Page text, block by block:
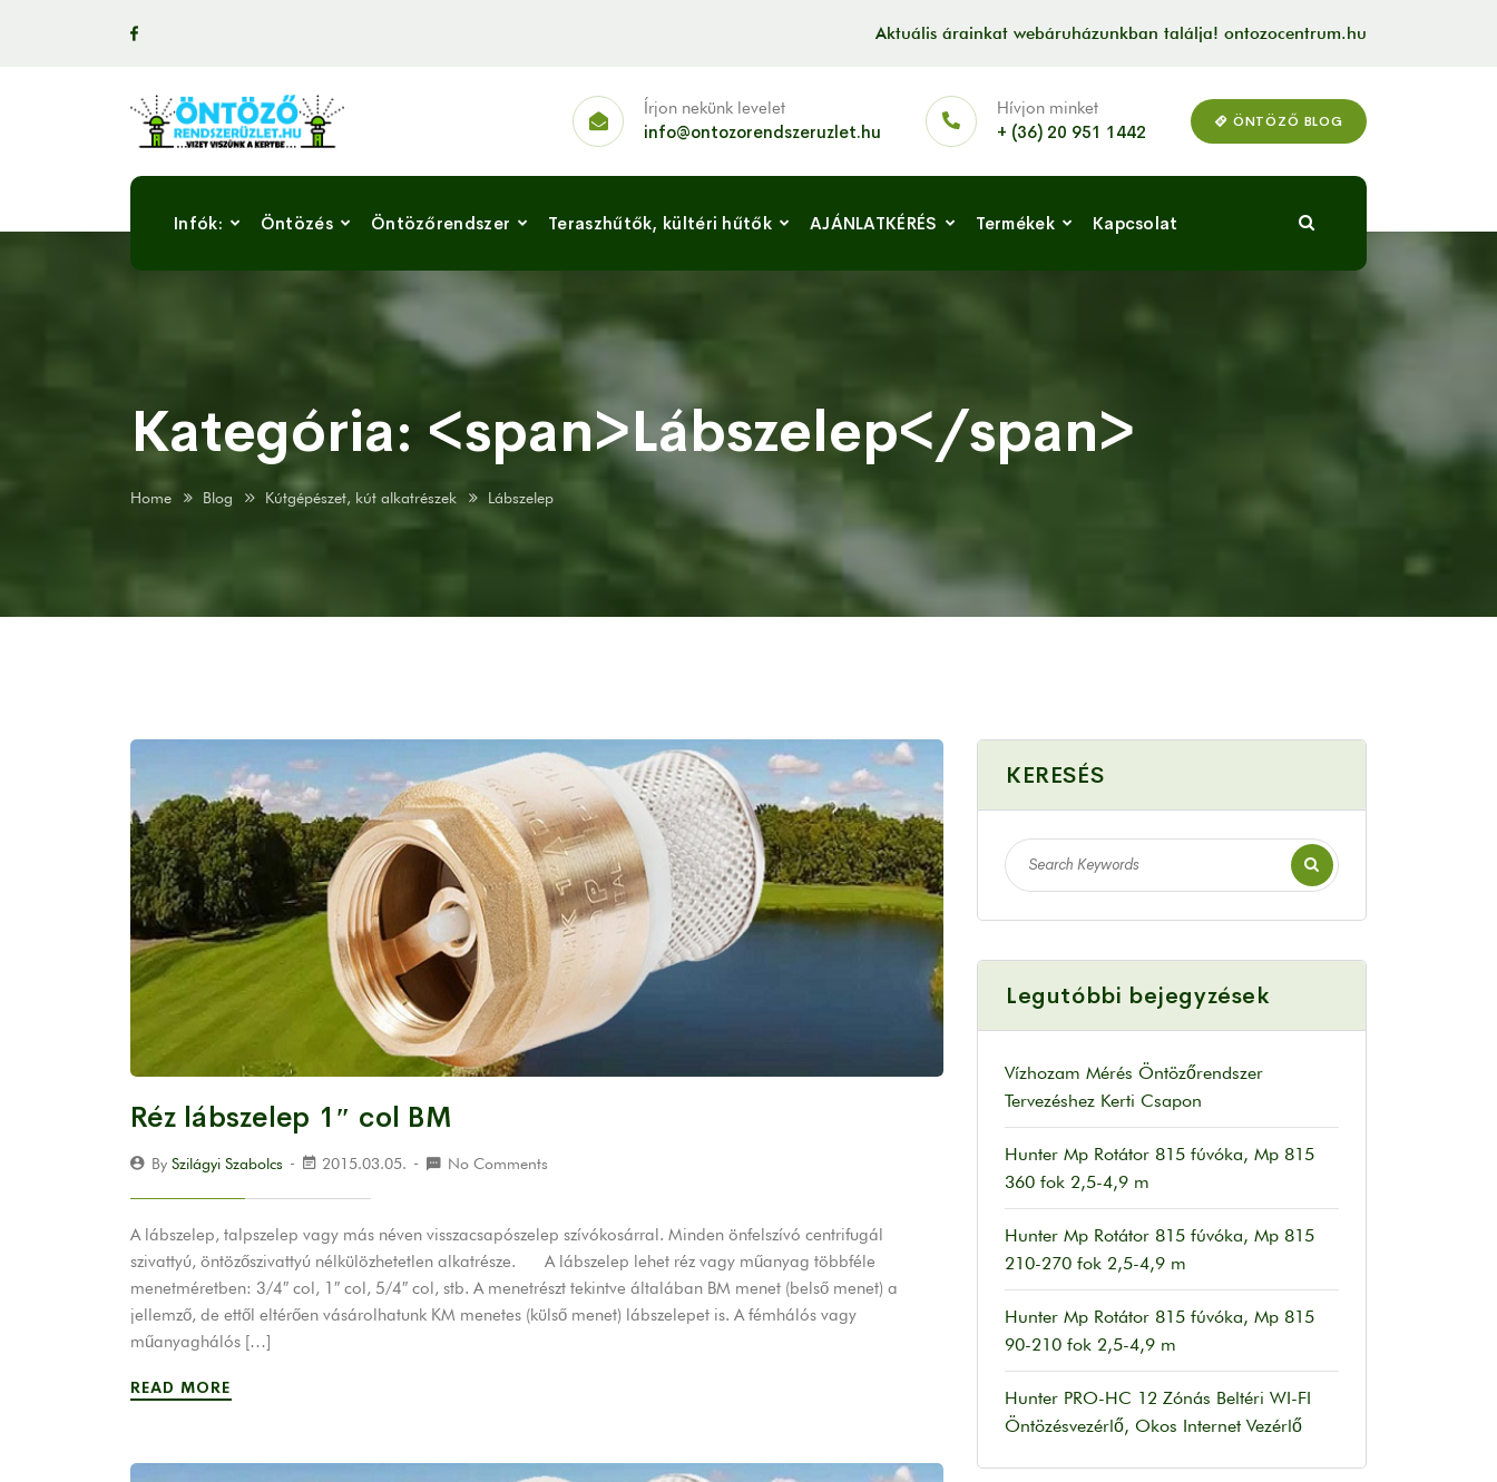
Aktuális árainkat webáruházunkban találja! ontozocentrum.hu
Írjon nekünk levelet
info@ontozorendszeruzlet.hu
Hívjon minket
+ (36) 20 951 1442 ÖNTÖZŐ BLOG
Infók: Öntözés Öntözőrendszer Teraszhűtők, kültéri hűtők AJÁNLATKÉRÉS Termékek Kapcsolat
Kategória: <span>Lábszelep</span>
Home Blog Kútgépészet, kút alkatrészek Lábszelep
Réz lábszelep 1″ col BM
By Szilágyi Szabolcs 2015.03.05. No Comments
A lábszelep, talpszelep vagy más néven visszacsapószelep szívókosárral. Minden önfelszívó centrifugál
szivattyú, öntözőszivattyú nélkülözhetetlen alkatrésze. A lábszelep lehet réz vagy műanyag többféle
menetméretben: 3/4″ col, 1″ col, 5/4″ col, stb. A menetrészt tekintve általában BM menet (belső menet) a
jellemző, de ettől eltérően vásárolhatunk KM menetes (külső menet) lábszelepet is. A fémhálós vagy
műanyaghálós […]
READ MORE
KERESÉS
Legutóbbi bejegyzések
Vízhozam Mérés Öntözőrendszer
Tervezéshez Kerti Csapon
Hunter Mp Rotátor 815 fúvóka, Mp 815
360 fok 2,5-4,9 m
Hunter Mp Rotátor 815 fúvóka, Mp 815
210-270 fok 2,5-4,9 m
Hunter Mp Rotátor 815 fúvóka, Mp 815
90-210 fok 2,5-4,9 m
Hunter PRO-HC 12 Zónás Beltéri WI-FI
Öntözésvezérlő, Okos Internet Vezérlő